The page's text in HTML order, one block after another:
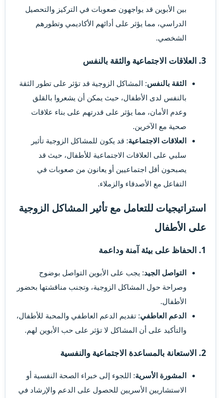
بين الأبوين قد يواجهون صعوبات في التركيز والتحصيل
الدراسي، مما يؤثر على أدائهم الأكاديمي وتطورهم
الشخصي.
3. العلاقات الاجتماعية والثقة بالنفس​
الثقة بالنفس: المشاكل الزوجية قد تؤثر على تطور الثقة
بالنفس لدى الأطفال، حيث يمكن أن يشعروا بالقلق
وعدم الأمان، مما يؤثر على قدرتهم على بناء علاقات
صحية مع الآخرين.
العلاقات الاجتماعية: قد يكون للمشاكل الزوجية تأثير
سلبي على العلاقات الاجتماعية للأطفال، حيث قد
يصبحون أقل اجتماعيين أو يعانون من صعوبات في
التفاعل مع الأصدقاء والزملاء.
استراتيجيات للتعامل مع تأثير المشاكل الزوجية
على الأطفال​
1. الحفاظ على بيئة آمنة وداعمة​
التواصل الجيد: يجب على الأبوين التواصل بوضوح
وصراحة حول المشاكل الزوجية، وتجنب مناقشتها بحضور
الأطفال.
الدعم العاطفي: تقديم الدعم العاطفي والمحبة للأطفال،
والتأكيد على أن المشاكل لا تؤثر على حب الأبوين لهم.
2. الاستعانة بالمساعدة الاجتماعية والنفسية​
المشورة الأسرية: اللجوء إلى خبراء الصحة النفسية أو
الاستشاريين الأسريين للحصول على الدعم والإرشاد في